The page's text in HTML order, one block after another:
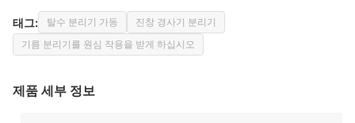
태그: 탈수 분리기 가동
진창 경사기 분리기
기름 분리기를 원심 작용을 받게 하십시오
제품 세부 정보